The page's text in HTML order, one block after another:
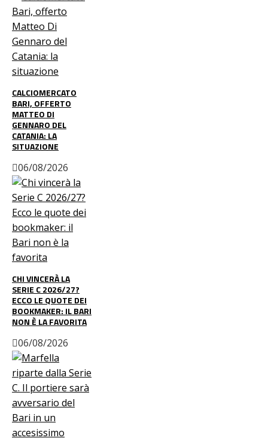
CALCIOMERCATO
BARI, OFFERTO
MATTEO DI
GENNARO DEL
CATANIA: LA
SITUAZIONE
06/08/2026
CHI VINCERÀ LA
SERIE C 2026/27?
ECCO LE QUOTE DEI
BOOKMAKER: IL BARI
NON È LA FAVORITA
06/08/2026